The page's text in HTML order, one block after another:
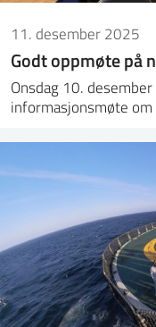
11. desember 2025
Godt oppmøte på
Onsdag 10.
informasjonsmøte